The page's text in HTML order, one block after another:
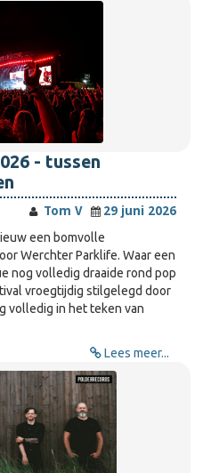
- tussen
Tom V
29 juni 2026
een bomvolle
Werchter Parklife. Waar een
nog volledig draaide rond pop
vroegtijdig stilgelegd door
volledig in het teken van
Lees meer...